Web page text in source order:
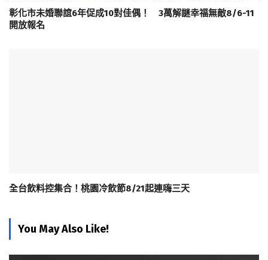
彰化市未婚聯誼6年促成10對佳偶！ 3萬解謎幸福無敵8/6-11
開放報名
全台飲料控集合！桃園冷飲節8/21起連嗨三天
You May Also Like!